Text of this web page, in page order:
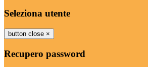
Seleziona utente
button close ×
Recupero password